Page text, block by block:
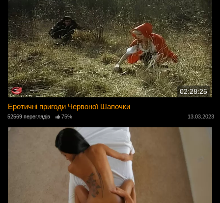
02:28:25
Еротичні пригоди Червоної Шапочки
52569 переглядів 75% 13.03.2023